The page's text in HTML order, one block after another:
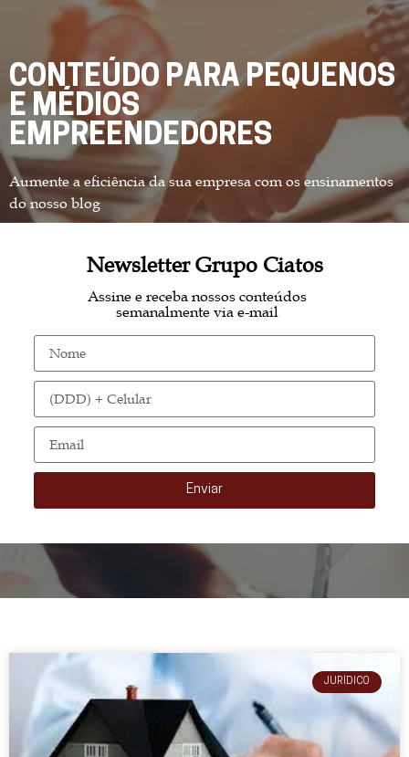
CONTEÚDO PARA PEQUENOS
E MÉDIOS
EMPREENDEDORES
Aumente a eficiência da sua empresa com os ensinamentos
do nosso blog
Newsletter Grupo Ciatos
Assine e receba nossos conteúdos
semanalmente via e-mail
Enviar
JURÍDICO